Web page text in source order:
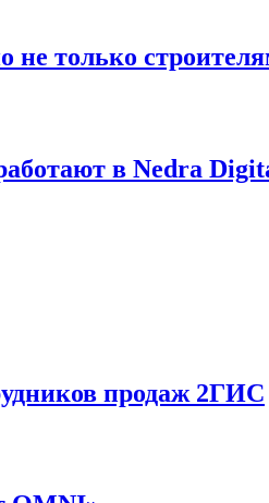
не только
в Nedra
продаж 2ГИС